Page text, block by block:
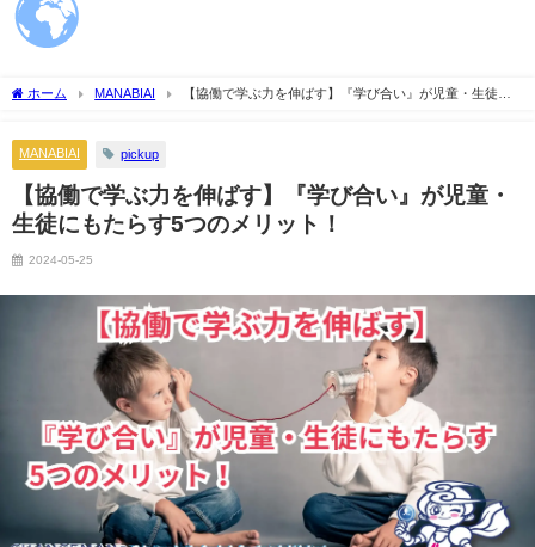
ホーム MANABIAI
【協働で学ぶ力を伸ばす】『学び合い』が児童・生徒に
MANABIAI pickup
【協働で学ぶ力を伸ばす】『学び合い』が児童・
生徒にもたらす5つのメリット！
2024-05-25